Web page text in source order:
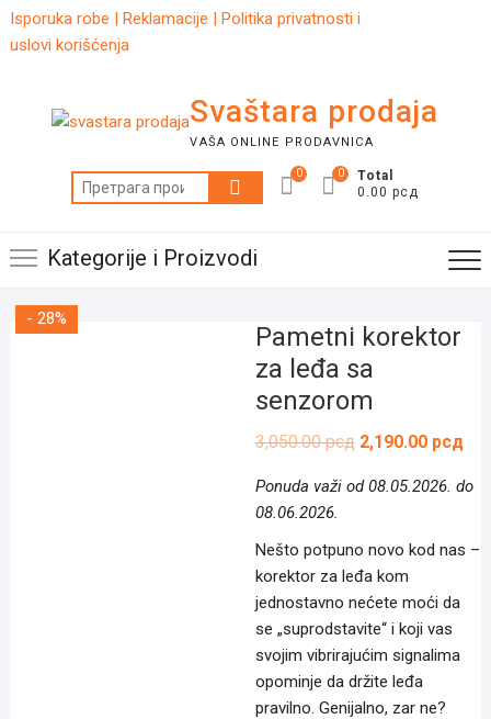
Skip
to
Isporuka robe | Reklamacije | Politika privatnosti i
uslovi korišćenja
Svaštara prodaja
VAŠA ONLINE PRODAVNICA
Претрага
за:
0
Total
0.00 рсд
0
Kategorije i Proizvodi
- 28%
Pametni korektor
za leđa sa
senzorom
3,050.00рсд Оригинална
цена
била:
2,190.00 рсд
Ponuda važi od 08.05.2026. do
08.06.2026.
Nešto potpuno novo kod nas –
korektor za leđa kom
jednostavno nećete moći da
se „suprodstavite“ i koji vas
svojim vibrirajućim signalima
opominje da držite leđa
pravilno. Genijalno, zar ne?